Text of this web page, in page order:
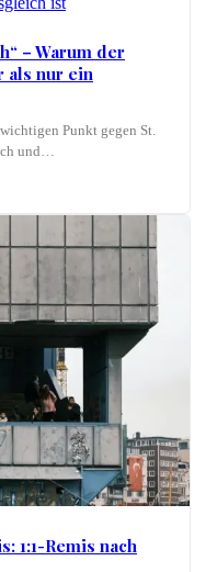
– Warum der
als nur ein
Punkt gegen St.
und…
1:1-Remis nach